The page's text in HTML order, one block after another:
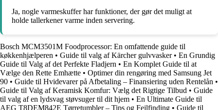
Ja, nogle varmeskuffer har funktioner, der gør det muligt at
holde tallerkener varme inden servering.
Bosch MCM3501M Foodprocessor: En omfattende guide til
køkkenhjælperen • Guide til valg af Kärcher gulvvasker• En Grundig
Guide til Valg af det Perfekte Fladjern • En Komplet Guide til at
Vælge den Rette Emhætte • Optimer din rengøring med Samsung Jet
90 • Guide til Hvidevarer på Afbetaling – Finansiering uden Rentelån •
Guide til Valg af Keramisk Komfur: Vælg det Rigtige Tilbud • Guide
til valg af en lydsvag støvsuger til dit hjem • En Ultimate Guide til
AEG T8DEM842E Tørretumbler – Tips og Fejlfinding • Guide til